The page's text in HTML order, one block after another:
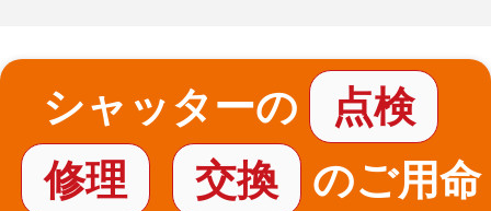
シャッターの
点検
修理
交換
のご用命